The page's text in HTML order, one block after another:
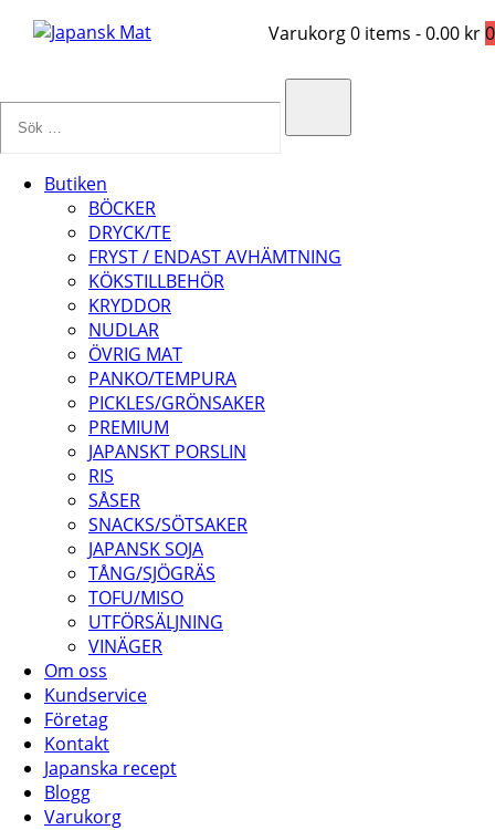
Varukorg0 items -0.00 kr0
Butiken
BÖCKER
DRYCK/TE
FRYST / ENDAST AVHÄMTNING
KÖKSTILLBEHÖR
KRYDDOR
NUDLAR
ÖVRIG MAT
PANKO/TEMPURA
PICKLES/GRÖNSAKER
PREMIUM
JAPANSKT PORSLIN
RIS
SÅSER
SNACKS/SÖTSAKER
JAPANSK SOJA
TÅNG/SJÖGRÄS
TOFU/MISO
UTFÖRSÄLJNING
VINÄGER
Om oss
Kundservice
Företag
Kontakt
Japanska recept
Blogg
Varukorg